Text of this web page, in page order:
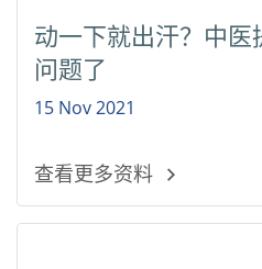
动一下就出汗？中医
问题了
15 Nov 2021
查看更多资料